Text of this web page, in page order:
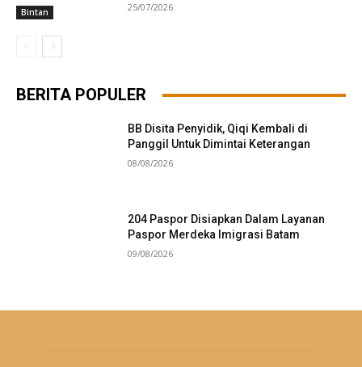
Bintan 25/07/2026
BERITA POPULER
BB Disita Penyidik, Qiqi Kembali di
Panggil Untuk Dimintai Keterangan
08/08/2026
204 Paspor Disiapkan Dalam Layanan
Paspor Merdeka Imigrasi Batam
09/08/2026